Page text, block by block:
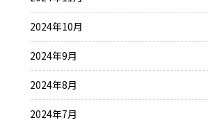
2024年10月
2024年9月
2024年8月
2024年7月